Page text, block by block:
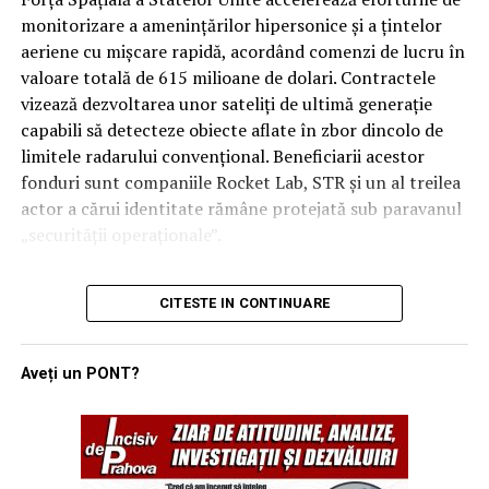
Rămâne de văzut dacă, în cazul unui atac iminent din
partea proxy-urilor Teheranului, Ankara și Islamabadul
vor interveni militar pentru a proteja regatul saudit,
transformând semnăturile de astăzi într-o realitate
operativă.
monitorizare a amenințărilor hipersonice și a țintelor
aeriene cu mișcare rapidă, acordând comenzi de lucru în
valoare totală de 615 milioane de dolari. Contractele
vizează dezvoltarea unor sateliți de ultimă generație
capabili să detecteze obiecte aflate în zbor dincolo de
limitele radarului convențional. Beneficiarii acestor
fonduri sunt companiile Rocket Lab, STR și un al treilea
actor a cărui identitate rămâne protejată sub paravanul
„securității operaționale”.
Această rundă de finanțare reprezintă o etapă esențială
în programul SB-AMTI (Space-Based Airborne Moving
lansat în luna aprilie a acestui an. Inițiativa este
gestionată de biroul de portofoliu pentru detecție și
țintire spațială, având ca scop final crearea unei rețele
de senzori orbitali care să elimine „zonele oarbe” în fața
noilor tehnologii de zbor ale adversarilor.
CITESTE IN CONTINUARE
Aveți un PONT?